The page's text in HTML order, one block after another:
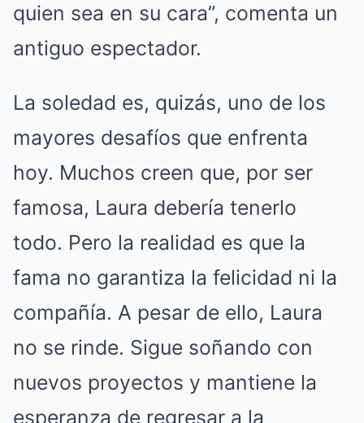
quien sea en su cara”, comenta un
antiguo espectador.
La soledad es, quizás, uno de los
mayores desafíos que enfrenta
hoy. Muchos creen que, por ser
famosa, Laura debería tenerlo
todo. Pero la realidad es que la
fama no garantiza la felicidad ni la
compañía. A pesar de ello, Laura
no se rinde. Sigue soñando con
nuevos proyectos y mantiene la
esperanza de regresar a la